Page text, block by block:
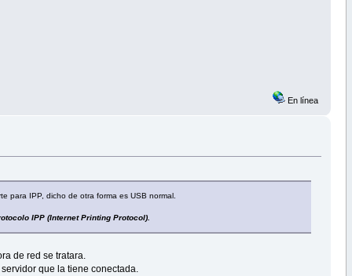
En línea
para IPP, dicho de otra forma es USB normal.
IPP (Internet Printing Protocol).
de red se tratara.
que la tiene conectada.